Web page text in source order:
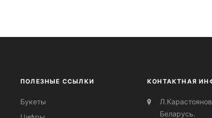
ПОЛЕЗНЫЕ ССЫЛКИ
Букеты
КОНТАКТНАЯ
Беларусь.